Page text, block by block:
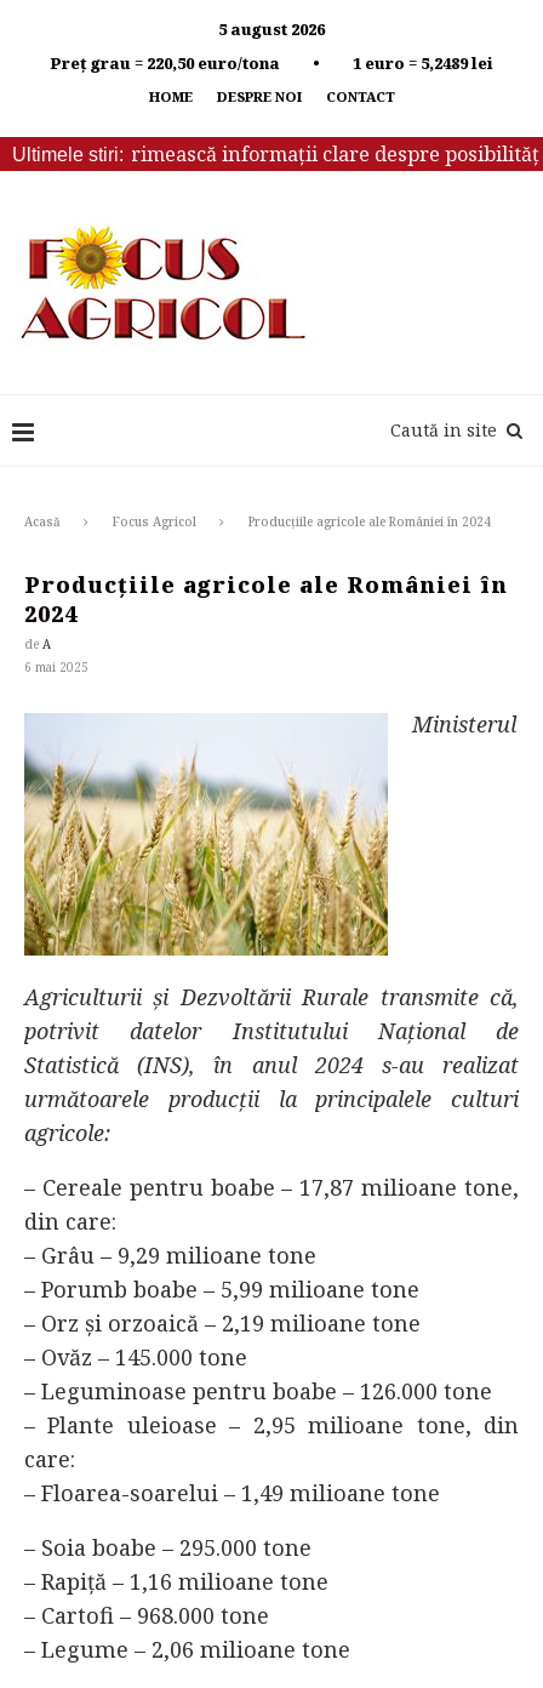
5 august 2026
Preț grau = 220,50 euro/tona • 1 euro = 5,2489 lei
HOME DESPRE NOI CONTACT
Ultimele stiri:să primească informații clare despre
Caută in site
Acasă Focus Agricol Producțiile agricole ale României în 2024
Producțiile agricole ale României în
2024
de A
6 mai 2025
Ministerul
Agriculturii și Dezvoltării Rurale transmite că,
potrivit datelor Institutului Național de
Statistică (INS), în anul 2024 s-au realizat
următoarele producții la principalele culturi
agricole:
– Cereale pentru boabe – 17,87 milioane tone,
din care:
– Grâu – 9,29 milioane tone
– Porumb boabe – 5,99 milioane tone
– Orz și orzoaică – 2,19 milioane tone
– Ovăz – 145.000 tone
– Leguminoase pentru boabe – 126.000 tone
– Plante uleioase – 2,95 milioane tone, din
care:
– Floarea-soarelui – 1,49 milioane tone
– Soia boabe – 295.000 tone
– Rapiță – 1,16 milioane tone
– Cartofi – 968.000 tone
– Legume – 2,06 milioane tone